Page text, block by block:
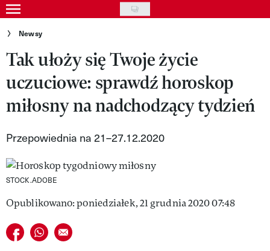
Skip
to
content
Gwiazdy
Ludzie
Moda
Uroda
Styl życia
Kultura
Wideo
Nasze akcje
VIVA!ART
Newsy
Tak ułoży się Twoje życie
uczuciowe: sprawdź horoskop
miłosny na nadchodzący tydzień
Przepowiednia na 21–27.12.2020
STOCK.ADOBE
Opublikowano: poniedziałek, 21 grudnia 2020 07:48
Udostępnij na facebook
Udostępnij na whatsapp
E-mail do przyjaciela